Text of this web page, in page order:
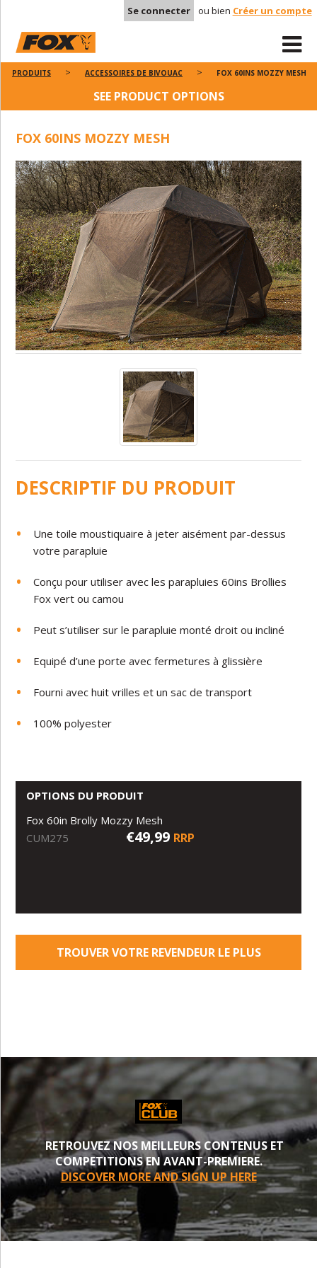
Se connecter ou bien Créer un compte
PRODUITS ACCESSOIRES DE BIVOUAC FOX 60INS MOZZY MESH
SEE PRODUCT OPTIONS
FOX 60INS MOZZY MESH
DESCRIPTIF DU PRODUIT
Une toile moustiquaire à jeter aisément par-dessus
votre parapluie
Conçu pour utiliser avec les parapluies 60ins Brollies
Fox vert ou camou
Peut s’utiliser sur le parapluie monté droit ou incliné
Equipé d’une porte avec fermetures à glissière
Fourni avec huit vrilles et un sac de transport
100% polyester
OPTIONS DU PRODUIT
Fox 60in Brolly Mozzy Mesh
CUM275
€49,99 RRP
TROUVER VOTRE REVENDEUR LE PLUS
RETROUVEZ NOS MEILLEURS CONTENUS ET
COMPETITIONS EN AVANT-PREMIERE.
DISCOVER MORE AND SIGN UP HERE